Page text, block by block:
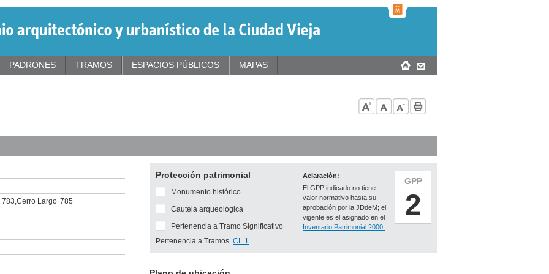
783,Cerro Largo 785
Protección patrimonial
GPP
2
Aclaración:
El GPP indicado no tiene
valor normativo hasta su
aprobación por la JDdeM; el
vigente es el asignado en el
Inventario Patrimonial 2000.
Monumento histórico
Cautela arqueológica
Pertenencia a Tramo Significativo
Pertenencia a Tramos CL 1
PADRONES TRAMOS ESPACIOS PÚBLICOS MAPAS